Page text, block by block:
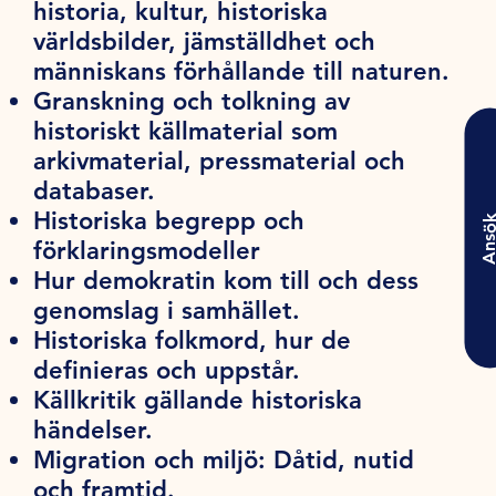
historia, kultur, historiska
världsbilder, jämställdhet och
människans förhållande till naturen.
Granskning och tolkning av
historiskt källmaterial som
arkivmaterial, pressmaterial och
databaser.
Historiska begrepp och
förklaringsmodeller
Hur demokratin kom till och dess
genomslag i samhället.
Historiska folkmord, hur de
definieras och uppstår.
Källkritik gällande historiska
händelser.
Migration och miljö: Dåtid, nutid
och framtid.